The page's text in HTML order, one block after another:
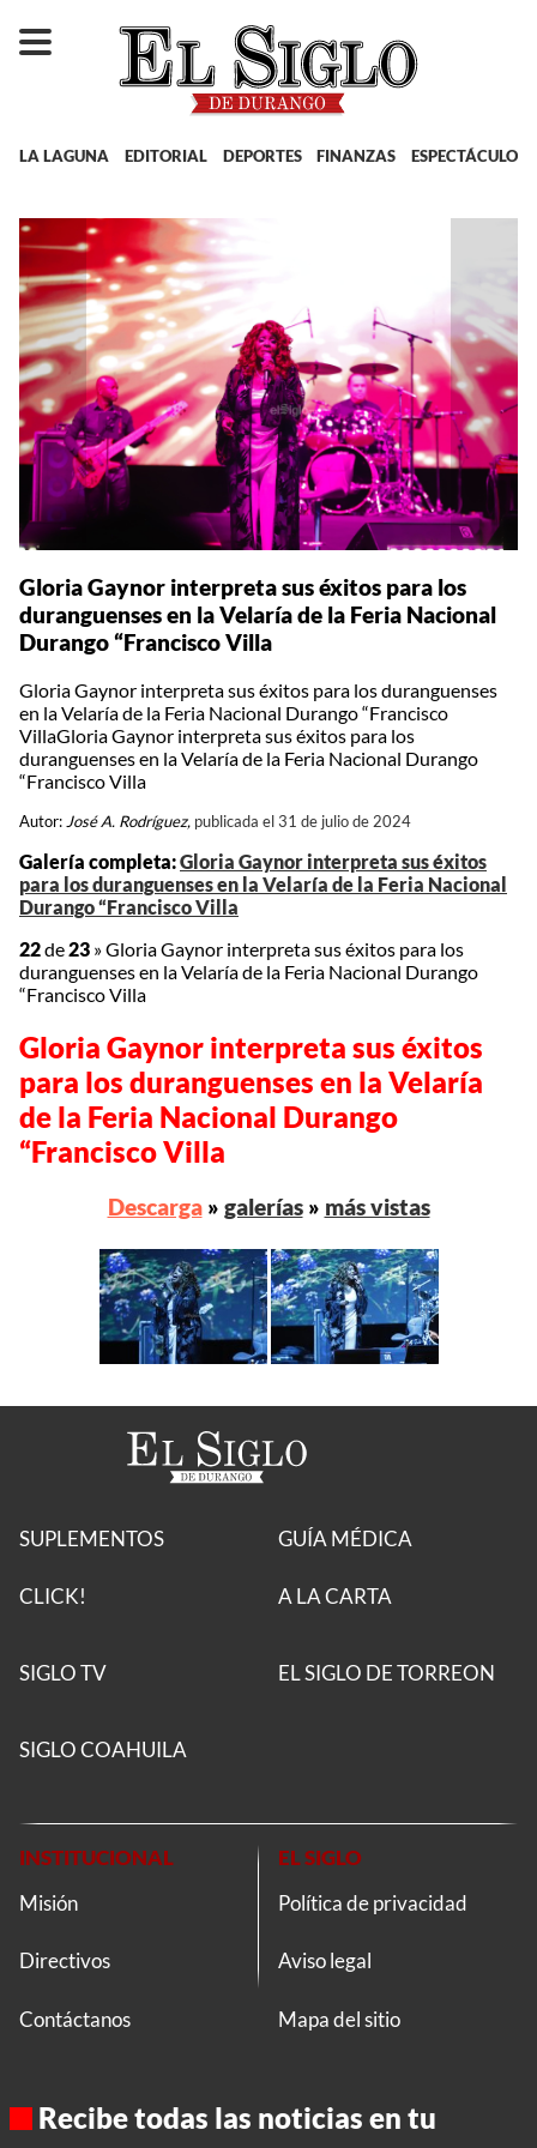
LA LAGUNA EDITORIAL DEPORTES FINANZAS ESPECTÁCULOS
Gloria Gaynor interpreta sus éxitos para los
duranguenses en la Velaría de la Feria Nacional
Durango “Francisco Villa
Gloria Gaynor interpreta sus éxitos para los duranguenses
en la Velaría de la Feria Nacional Durango “Francisco
VillaGloria Gaynor interpreta sus éxitos para los
duranguenses en la Velaría de la Feria Nacional Durango
“Francisco Villa
Autor:José A. Rodríguez, publicada el 31 de julio de 2024
Galería completa:Gloria Gaynor interpreta sus éxitos
para los duranguenses en la Velaría de la Feria Nacional
Durango “Francisco Villa
22de23 »Gloria Gaynor interpreta sus éxitos para los
duranguenses en la Velaría de la Feria Nacional Durango
“Francisco Villa
Gloria Gaynor interpreta sus éxitos
para los duranguenses en la Velaría
de la Feria Nacional Durango
“Francisco Villa
Descarga» galerías» más vistas
SUPLEMENTOS
CLICK!
GUÍA MÉDICA
A LA CARTA
SIGLO TV EL SIGLO DE TORREON
SIGLO COAHUILA
INSTITUCIONAL
Misión
Directivos
Contáctanos
EL SIGLO
Política de privacidad
Aviso legal
Mapa del sitio
Recibe todas las noticias en tu